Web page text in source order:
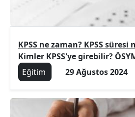
KPSS ne zaman? KPSS süresi
Kimler KPSS'ye girebilir?
Eğitim
29 Ağustos 2024